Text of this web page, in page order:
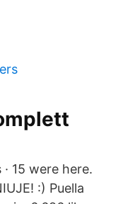
15 were here.
:) Puella